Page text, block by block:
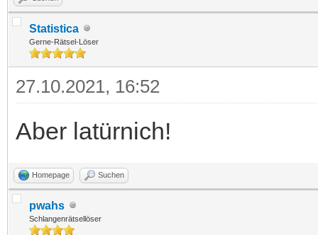
Statistica
Gerne-Rätsel-Löser
27.10.2021, 16:52
Aber latürnich!
Homepage Suchen
pwahs
Schlangenrätsellöser